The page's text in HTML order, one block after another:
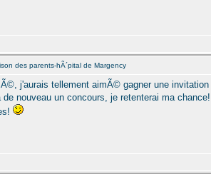
des parents-hÃ´pital de Margency
j'aurais tellement aimÃ© gagner une
nouveau un concours, je retenterai ma